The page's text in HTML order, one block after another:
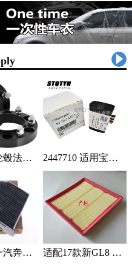
锻造汽车轮毂法兰盘加宽偏距垫片适用丰田霸道普拉多黑色阳极氧化 1只 2447710 适用宝马蓄电池紧急电池 84102447710 84109361678 1个
厂家供应一汽奔腾B30空调滤芯空调格空调滤清器 1个 适配17款新GL8 2.0T 2.5L空滤 空气滤芯 滤清器 空气格 5个